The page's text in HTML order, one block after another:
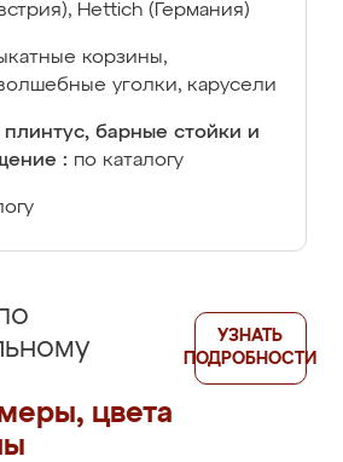
Hettich (Германия)
корзины,
уголки, карусели
барные стойки и
: по каталогу
цвета
УЗНАТЬ
ПОДРОБНОСТИ